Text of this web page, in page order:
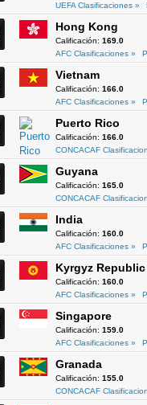
UEFA Clasificaciones »
Hong Kong
Calificación: 169.0
AFC Clasificaciones »
Vietnam
Calificación: 166.0
AFC Clasificaciones »
Puerto Rico
Calificación: 166.0
CONCACAF
Guyana
Calificación: 165.0
CONCACAF
India
Calificación: 160.0
AFC Clasificaciones »
Kyrgyz Republic
Calificación: 160.0
AFC Clasificaciones »
Singapore
Calificación: 159.0
AFC Clasificaciones »
Granada
Calificación: 155.0
CONCACAF